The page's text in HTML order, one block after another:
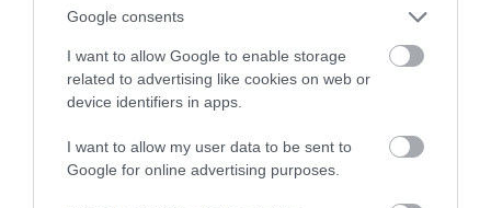
Google consents
I want to allow Google to enable storage
related to advertising like cookies on web or
device identifiers in apps.
I want to allow my user data to be sent to
Google for online advertising purposes.